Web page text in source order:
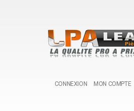
CONNEXION MON COMPTE